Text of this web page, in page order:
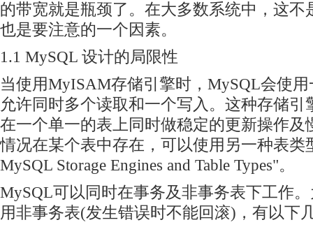
的带宽就是瓶颈了。在大多数系统中，这不
也是要注意的一个因素。
1.1 MySQL 设计的局限性
当使用MyISAM存储引擎时，MySQL会使
允许同时多个读取和一个写入。这种存储引
在一个单一的表上同时做稳定的更新操作及
情况在某个表中存在，可以使用另一种表类
MySQL Storage Engines and Table Types"。
MySQL可以同时在事务及非事务表下工作
用非事务表(发生错误时不能回滚)，有以下